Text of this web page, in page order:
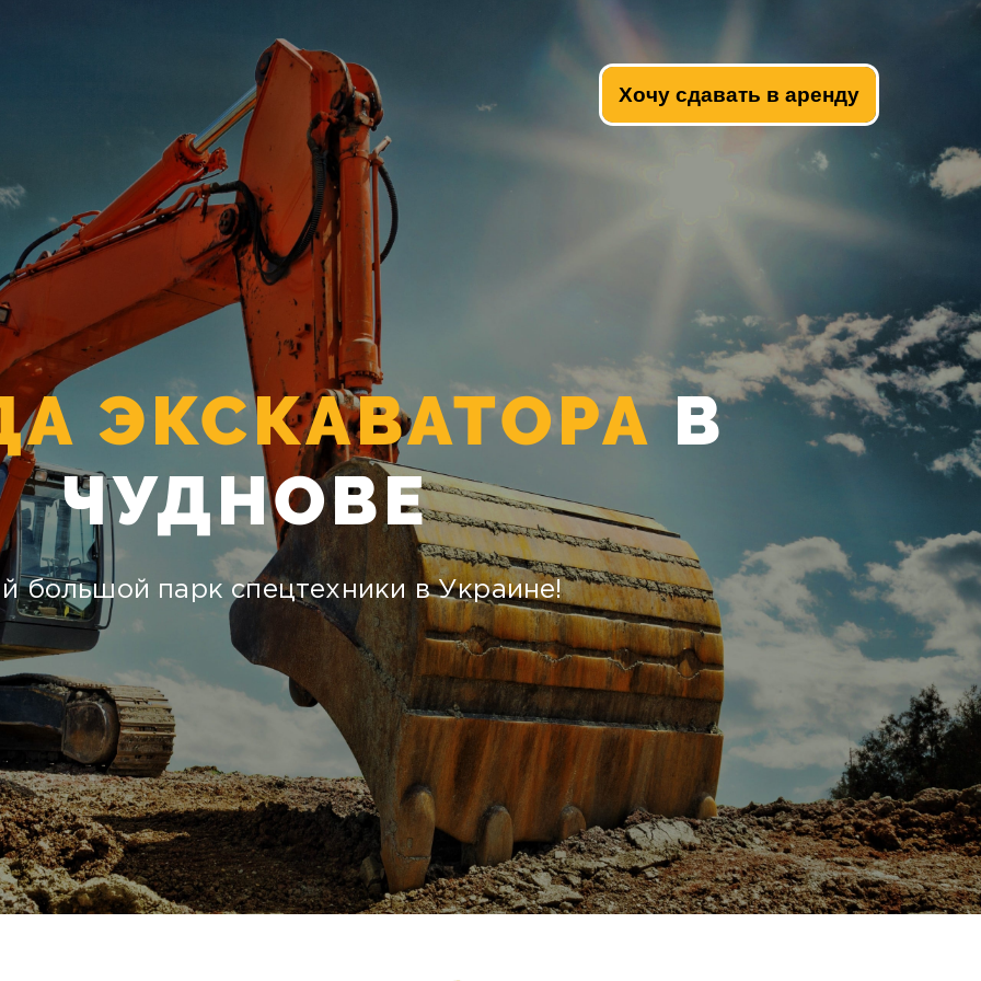
Хочу сдавать в аренду
ЭКСКАВАТОРАВ
ЧУДНОВЕ
большой парк спецтехники в Украине!